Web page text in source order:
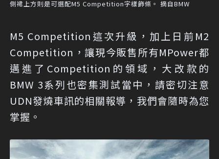
側裙上方則是可選配M5 Competition字樣飾條。 摘自BMW
M5 Competition這次升級，加上日前M2
Competition，讓現今販售所有MPower都
邁進了Competition的領域，大改款的
BMW 3系列也密集測試當中，請密切注意
UDN發燒車訊的相關報導，我們會隨時為您
掌握。